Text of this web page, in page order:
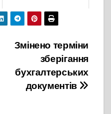
22 Червня, 2023
Змінено терміни
зберігання
бухгалтерських
документів